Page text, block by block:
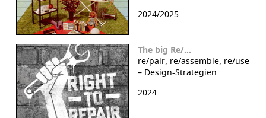
2024/2025
The big Re/…
re/pair, re/assemble, re/use
– Design-Strategien
2024